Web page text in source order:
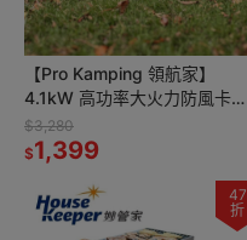
【Pro Kamping 領航家】
4.1kW 高功率大火力防風卡式
瓦斯爐 X4100II 附軍綠質感硬
盒(坦克戰術風)
$3,280
$1,399
47
折